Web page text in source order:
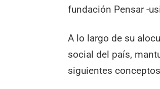
fundación Pensar -
A lo largo de su
social del país,
siguientes